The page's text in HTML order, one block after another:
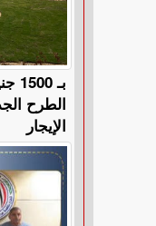
الطرح
الإيجار